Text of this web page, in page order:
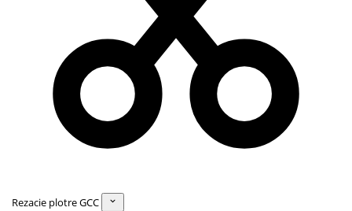
Rezacie plotre GCC